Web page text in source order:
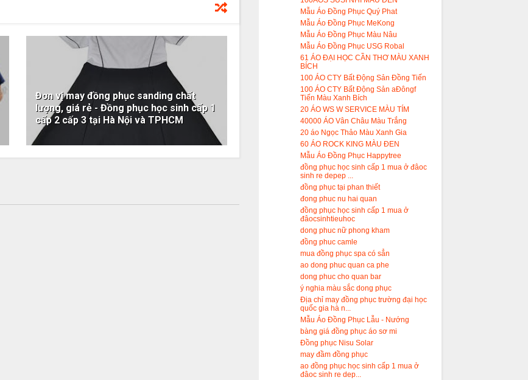
Đơn vị may đồng phục sanding chất
lượng, giá rẻ - Đồng phục học sinh cấp 1
cấp 2 cấp 3 tại Hà Nội và TPHCM
Mẫu Áo Đồng Phục Quý Phat
Mẫu Áo Đồng Phục MeKong
Mẫu Áo Đồng Phục Màu Nâu
Mẫu Áo Đồng Phục USG Robal
61 ÁO ĐẠI HỌC CẦN THƠ MÀU XANH
BÍCH
100 ÁO CTY Bất Động Sản Đồng Tiến
100 ÁO CTY Bất Động Sản aĐôngf
Tiến Màu Xanh Bích
20 ÁO WS W SERVICE MÀU TÍM
40000 ÁO Vân Châu Màu Trắng
20 áo Ngọc Thảo Màu Xanh Gia
60 ÁO ROCK KING MÀU ĐEN
Mẫu Áo Đồng Phục Happytree
đồng phục học sinh cấp 1 mua ở đâoc
sinh re depep ...
đồng phục tại phan thiết
đong phuc nu hai quan
đồng phục học sinh cấp 1 mua ở
đâocsinhtieuhoc
dong phuc nữ phong kham
đồng phuc camle
mua đồng phục spa có sẳn
ao dong phuc quan ca phe
dong phuc cho quan bar
ý nghia màu sắc dong phục
Địa chỉ may đồng phục trường đại học
quốc gia hà n...
Mẫu Áo Đồng Phục Lẫu - Nướng
bàng giá đồng phục áo sơ mi
Đồng phục Nisu Solar
may đầm đồng phục
ao đồng phục học sinh cấp 1 mua ở
đâoc sinh re dep...